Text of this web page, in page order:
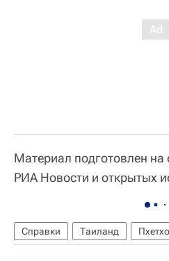
Материал подготовлен
РИА Новости и открытых
Справки Таиланд